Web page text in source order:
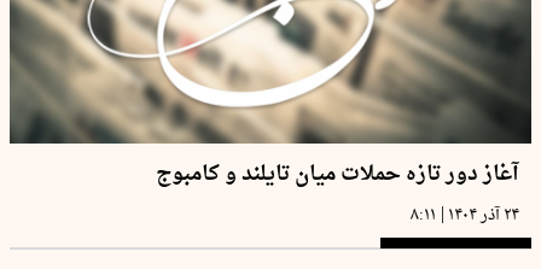
آغاز دور تازه حملات میان تایلند و کامبوج
۲۴ آذر ۱۴۰۴ | ۸:۱۱